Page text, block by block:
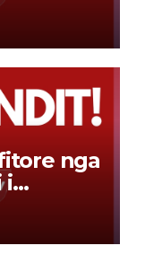
direkt
nga
i
e bën